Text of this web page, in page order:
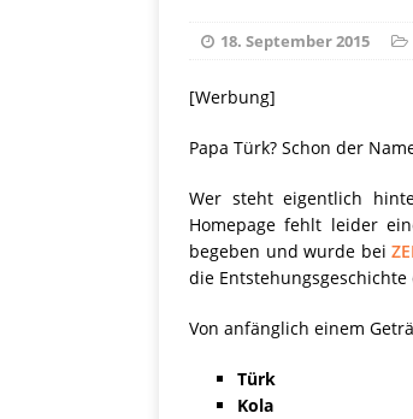
[ 5.
[ 10.
[ 9.
18. September 2015
[Werbung]
Papa Türk? Schon der
Wer steht eigentlich
Homepage fehlt leider
begeben und wurde bei
die
Von anfänglich einem
Türk
Kola